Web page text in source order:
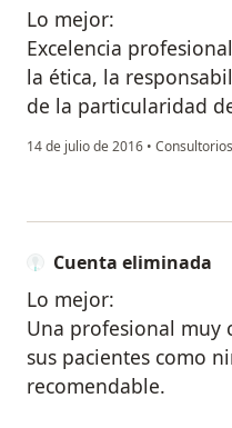
Lo mejor:
Excelencia
la ética, la
de la particularidad
14 de julio de 2016 •
Cuenta eliminada
Lo mejor:
Una profesional muy
sus pacientes como
recomendable.